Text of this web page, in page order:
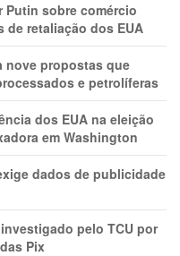
Putin sobre comércio
retaliação dos EUA
nove propostas que
e petrolíferas
dos EUA na eleição
em Washington
dados de publicidade
pelo TCU por
Pix